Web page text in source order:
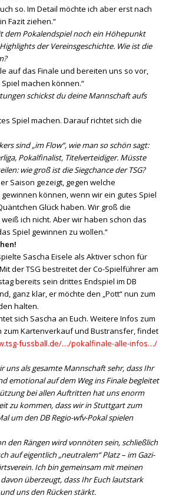
so. Im Detail möchte ich aber erst nach
Fazit ziehen.“
dem Pokalendspiel noch ein Höhepunkt
der Vereinsgeschichte. Wie ist die
auf das Finale und bereiten uns so vor,
machen können.“
schickst du deine Mannschaft aufs
Spiel machen. Darauf richtet sich die
sind „im Flow“, wie man so schön sagt:
Pokalfinalist, Titelverteidiger. Müsste
wie groß ist die Siegchance der TSG?
Saison gezeigt, gegen welche
können, wenn wir ein gutes Spiel
Glück haben. Wir groß die
ich nicht. Aber wir haben schon das
Spiel gewinnen zu wollen.“
Sascha Eisele als Aktiver schon für
der TSG bestreitet der Co-Spielführer am
bereits sein drittes Endspiel im DB
ganz klar, er möchte den „Pott“ nun zum
halten.
sich Sascha an Euch. Weitere Infos zum
zum Kartenverkauf und Bustransfer, findet
fussball.de/…/pokalfinale-alle-infos…/
uns als gesamte Mannschaft sehr, dass Ihr
emotional auf dem Weg ins Finale begleitet
bei allen Auftritten hat uns enorm
zu kommen, dass wir in Stuttgart zum
um den DB Regio-wfv-Pokal spielen
den Rängen wird vonnöten sein, schließlich
auf eigentlich „neutralem“ Platz – im Gazi-
Ich bin gemeinsam mit meinen
überzeugt, dass Ihr Euch lautstark
uns den Rücken stärkt.